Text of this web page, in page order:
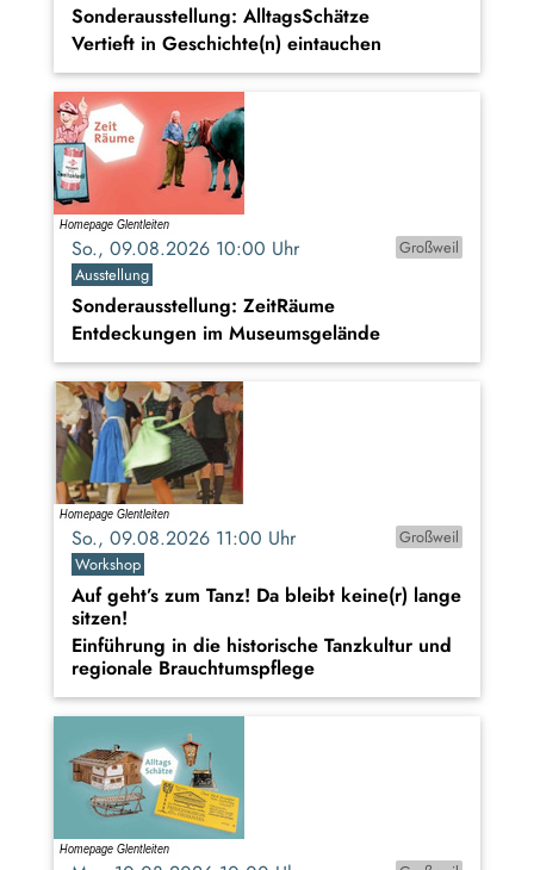
Sonderausstellung: AlltagsSchätze
Vertieft in Geschichte(n) eintauchen
So., 09.08.2026 10:00 Uhr
Großweil
Ausstellung
Sonderausstellung: ZeitRäume
Entdeckungen im Museumsgelände
So., 09.08.2026 11:00 Uhr
Großweil
Workshop
Auf geht’s zum Tanz! Da bleibt keine(r) lange
sitzen!
Einführung in die historische Tanzkultur und
regionale Brauchtumspflege